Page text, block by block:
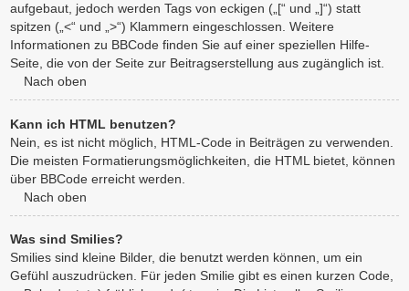
aufgebaut, jedoch werden Tags von eckigen („[“ und „]“) statt
spitzen („<“ und „>“) Klammern eingeschlossen. Weitere
Informationen zu BBCode finden Sie auf einer speziellen Hilfe-
Seite, die von der Seite zur Beitragserstellung aus zugänglich ist.
Nach oben
Kann ich HTML benutzen?
Nein, es ist nicht möglich, HTML-Code in Beiträgen zu verwenden.
Die meisten Formatierungsmöglichkeiten, die HTML bietet, können
über BBCode erreicht werden.
Nach oben
Was sind Smilies?
Smilies sind kleine Bilder, die benutzt werden können, um ein
Gefühl auszudrücken. Für jeden Smilie gibt es einen kurzen Code,